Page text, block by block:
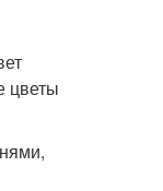
цветы